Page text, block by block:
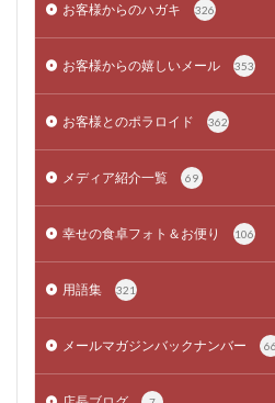
お客様からのハガキ 326
お客様からの嬉しいメール 353
お客様とのポラロイド 362
メディア紹介一覧 69
幸せの食卓フォト＆お便り 106
用語集 321
メールマガジンバックナンバー 66